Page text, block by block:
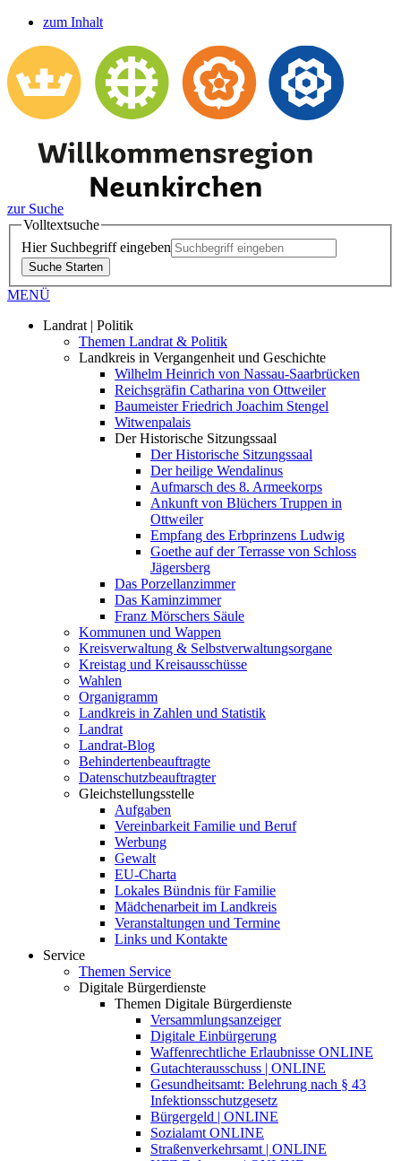
zum Inhalt
zur Suche
Volltextsuche
Hier Suchbegriff eingeben
Suche Starten
MENÜ
Landrat | Politik
Themen Landrat & Politik
Landkreis in Vergangenheit und Geschichte
Wilhelm Heinrich von Nassau-Saarbrücken
Reichsgräfin Catharina von Ottweiler
Baumeister Friedrich Joachim Stengel
Witwenpalais
Der Historische Sitzungssaal
Der Historische Sitzungssaal
Der heilige Wendalinus
Aufmarsch des 8. Armeekorps
Ankunft von Blüchers Truppen in
Ottweiler
Empfang des Erbprinzens Ludwig
Goethe auf der Terrasse von Schloss
Jägersberg
Das Porzellanzimmer
Das Kaminzimmer
Franz Mörschers Säule
Kommunen und Wappen
Kreisverwaltung & Selbstverwaltungsorgane
Kreistag und Kreisausschüsse
Wahlen
Organigramm
Landkreis in Zahlen und Statistik
Landrat
Landrat-Blog
Behindertenbeauftragte
Datenschutzbeauftragter
Gleichstellungsstelle
Aufgaben
Vereinbarkeit Familie und Beruf
Werbung
Gewalt
EU-Charta
Lokales Bündnis für Familie
Mädchenarbeit im Landkreis
Veranstaltungen und Termine
Links und Kontakte
Service
Themen Service
Digitale Bürgerdienste
Themen Digitale Bürgerdienste
Versammlungsanzeiger
Digitale Einbürgerung
Waffenrechtliche Erlaubnisse ONLINE
Gutachterausschuss | ONLINE
Gesundheitsamt: Belehrung nach § 43
Infektionsschutzgesetz
Bürgergeld | ONLINE
Sozialamt ONLINE
Straßenverkehrsamt | ONLINE